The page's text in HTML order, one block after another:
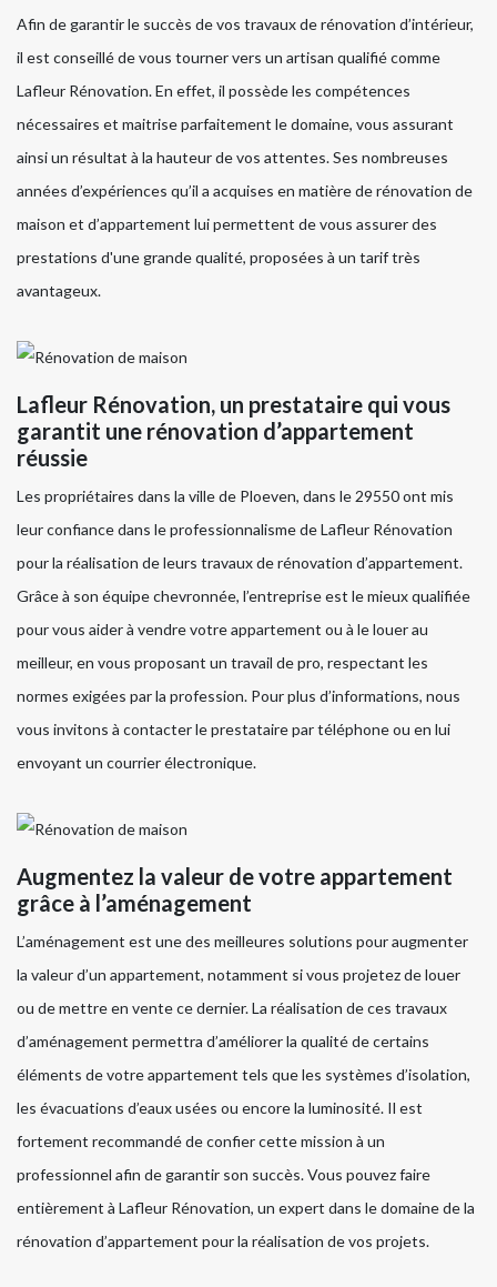
Afin de garantir le succès de vos travaux de rénovation d’intérieur,
il est conseillé de vous tourner vers un artisan qualifié comme
Lafleur Rénovation. En effet, il possède les compétences
nécessaires et maitrise parfaitement le domaine, vous assurant
ainsi un résultat à la hauteur de vos attentes. Ses nombreuses
années d’expériences qu’il a acquises en matière de rénovation de
maison et d’appartement lui permettent de vous assurer des
prestations d'une grande qualité, proposées à un tarif très
avantageux.
Lafleur Rénovation, un prestataire qui vous
garantit une rénovation d’appartement
réussie
Les propriétaires dans la ville de Ploeven, dans le 29550 ont mis
leur confiance dans le professionnalisme de Lafleur Rénovation
pour la réalisation de leurs travaux de rénovation d’appartement.
Grâce à son équipe chevronnée, l’entreprise est le mieux qualifiée
pour vous aider à vendre votre appartement ou à le louer au
meilleur, en vous proposant un travail de pro, respectant les
normes exigées par la profession. Pour plus d’informations, nous
vous invitons à contacter le prestataire par téléphone ou en lui
envoyant un courrier électronique.
Augmentez la valeur de votre appartement
grâce à l’aménagement
L’aménagement est une des meilleures solutions pour augmenter
la valeur d’un appartement, notamment si vous projetez de louer
ou de mettre en vente ce dernier. La réalisation de ces travaux
d’aménagement permettra d’améliorer la qualité de certains
éléments de votre appartement tels que les systèmes d’isolation,
les évacuations d’eaux usées ou encore la luminosité. Il est
fortement recommandé de confier cette mission à un
professionnel afin de garantir son succès. Vous pouvez faire
entièrement à Lafleur Rénovation, un expert dans le domaine de la
rénovation d’appartement pour la réalisation de vos projets.